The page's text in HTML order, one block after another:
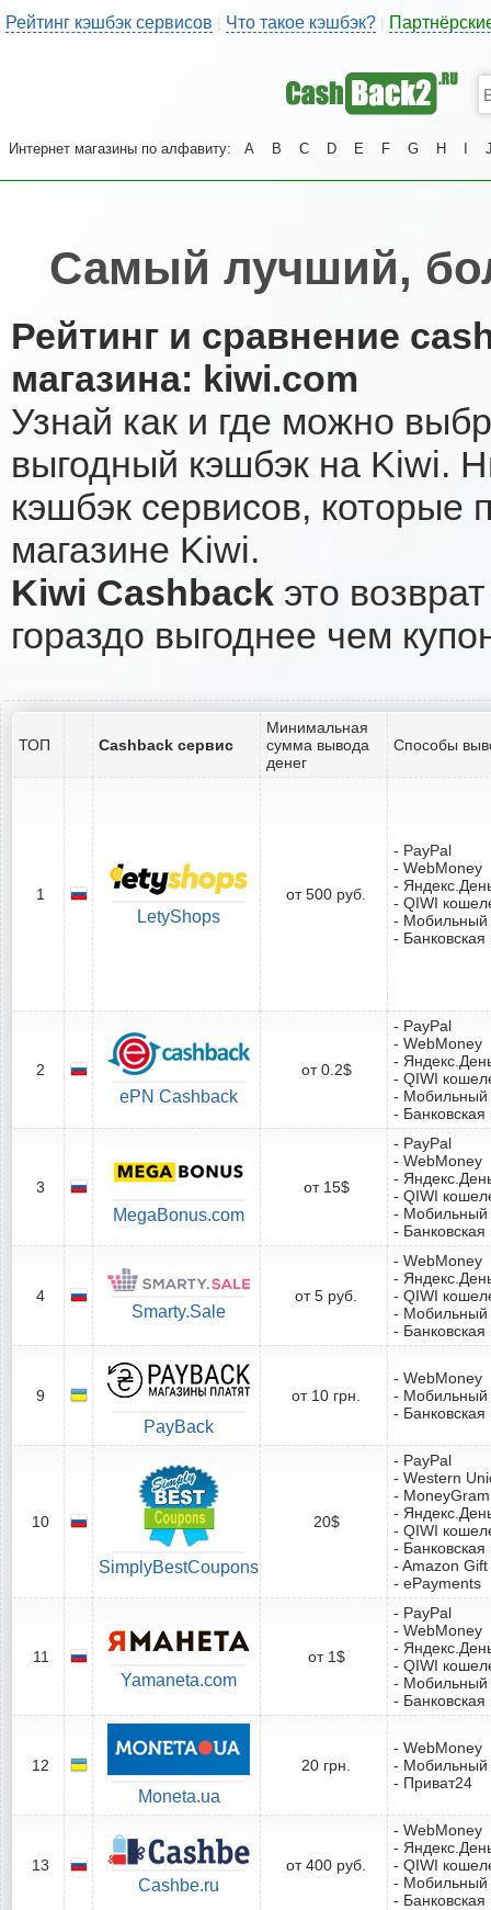
Рейтинг кэшбэк сервисов | Что такое кэшбэк?
Интернет магазины по алфавиту: A B C D E F G H
Самый лучший,
Рейтинг и сравнение
магазина: kiwi.com
Узнай как и где можно
выгодный кэшбэк на Kiwi.
кэшбэк сервисов, которые
магазине Kiwi.
Kiwi Cashback это
гораздо выгоднее чем
ТОП Cashback сервис
Минимальная
сумма вывода
денег
Способы
1
LetyShops
от 500 руб.
- PayPal
- WebMoney
-
- QIWI
- Мобильный
-
2
ePN Cashback
от 0.2$
- PayPal
- WebMoney
-
- QIWI
- Мобильный
-
3
MegaBonus.com
от 15$
- PayPal
- WebMoney
-
- QIWI
- Мобильный
-
4
Smarty.Sale
от 5 руб.
- WebMoney
-
- QIWI
- Мобильный
-
9
PayBack
от 10 грн.
- WebMoney
- Мобильный
-
10
SimplyBestCoupons
20$
- PayPal
- Western
- MoneyGram
-
- QIWI
-
- Amazon
- ePayments
11
Yamaneta.com
от 1$
- PayPal
- WebMoney
-
- QIWI
- Мобильный
-
12
Moneta.ua
20 грн.
- WebMoney
- Мобильный
- Приват24
13
Cashbe.ru
от 400 руб.
- WebMoney
-
- QIWI
- Мобильный
-